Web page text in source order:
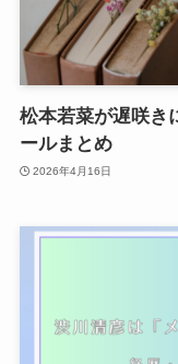
松本若菜が遅咲き
ールまとめ
2026年4月16日